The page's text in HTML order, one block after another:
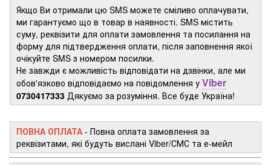
Якщо Ви отримали цю SMS можете сміливо оплачувати,
ми гарантуємо що в товар в наявності. SMS містить
суму, реквізити для оплати замовлення та посилання на
форму для підтвердження оплати, після заповнення якої
очікуйте SMS з номером посилки.
Не завжди є можливість відповідати на дзвінки, але ми
обов'язково відповідаємо на повідомлення у Viber
0730417333 Дякуємо за розуміння. Все буде Україна!
ПОВНА ОПЛАТА - Повна оплата замовлення за
реквізитами, які будуть вислані Viber/СМС та е-мейл